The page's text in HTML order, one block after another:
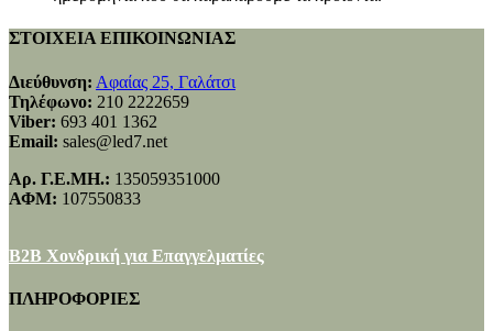
ΣΤΟΙΧΕΙΑ ΕΠΙΚΟΙΝΩΝΙΑΣ
Διεύθυνση: Αφαίας 25, Γαλάτσι
Τηλέφωνο: 210 2222659
Viber: 693 401 1362
Email: sales@led7.net
Αρ. Γ.Ε.ΜΗ.: 135059351000
ΑΦΜ: 107550833
B2B Χονδρική για Επαγγελματίες
ΠΛΗΡΟΦΟΡΙΕΣ